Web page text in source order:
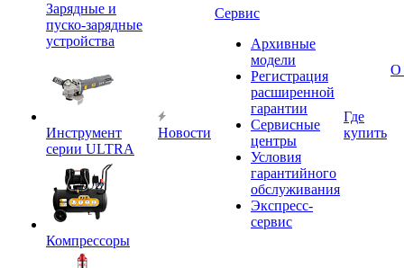
Зарядные и
пуско-зарядные
устройства
Инструмент
серии ULTRA
Компрессоры
Новости
Сервис
Архивные
модели
Регистрация
расширенной
гарантии
Сервисные
центры
Условия
гарантийного
обслуживания
Экспресс-
сервис
Где
купить
О